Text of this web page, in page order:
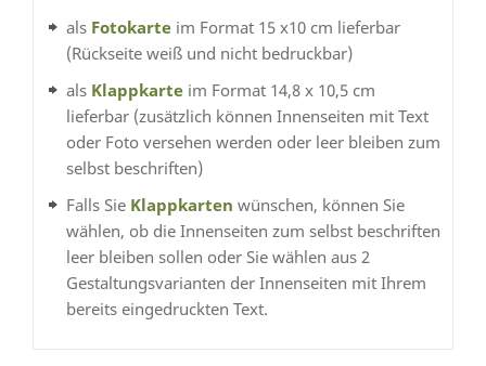
als Fotokarte im Format 15 x10 cm lieferbar
(Rückseite weiß und nicht bedruckbar)
als Klappkarte im Format 14,8 x 10,5 cm
lieferbar (zusätzlich können Innenseiten mit Text
oder Foto versehen werden oder leer bleiben zum
selbst beschriften)
Falls Sie Klappkarten wünschen, können Sie
wählen, ob die Innenseiten zum selbst beschriften
leer bleiben sollen oder Sie wählen aus 2
Gestaltungsvarianten der Innenseiten mit Ihrem
bereits eingedruckten Text.